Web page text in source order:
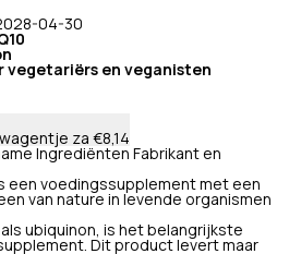
04-30
vegetariërs en veganisten
za €8,14
Ingrediënten Fabrikant en
een voedingssupplement met een
van nature in levende organismen
als ubiquinon, is het belangrijkste
Dit product levert maar